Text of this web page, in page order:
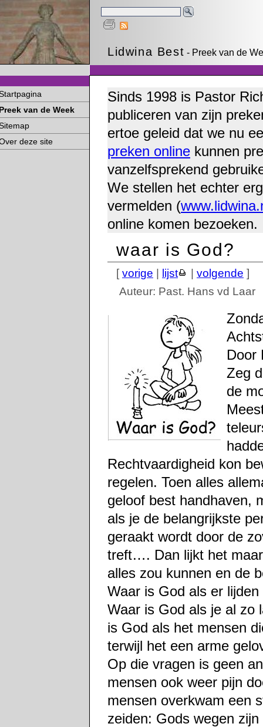
Lidwina Best - Preek van de
van de Week
deze site
Sinds 1998 is Pastor
publiceren van zijn
ertoe geleid dat we nu
preken online kunnen
vanzelfsprekend
We stellen het echter
vermelden (
online komen bezoeken.
waar is God?
[ vorige lijst volgende ]
Auteur: Past. Hans vd Laar
Door
Zeg
de
Rechtvaardigheid kon
regelen. Toen alles
geloof best handhaven,
als je de belangrijkste
geraakt wordt door de
treft…. Dan lijkt het
alles zou kunnen en de
Waar is God als er
Waar is God als je al zo
is God als het mensen
terwijl het een arme
Op die vragen is geen
mensen ook weer pijn
mensen overkwam een
zeiden: Gods wegen